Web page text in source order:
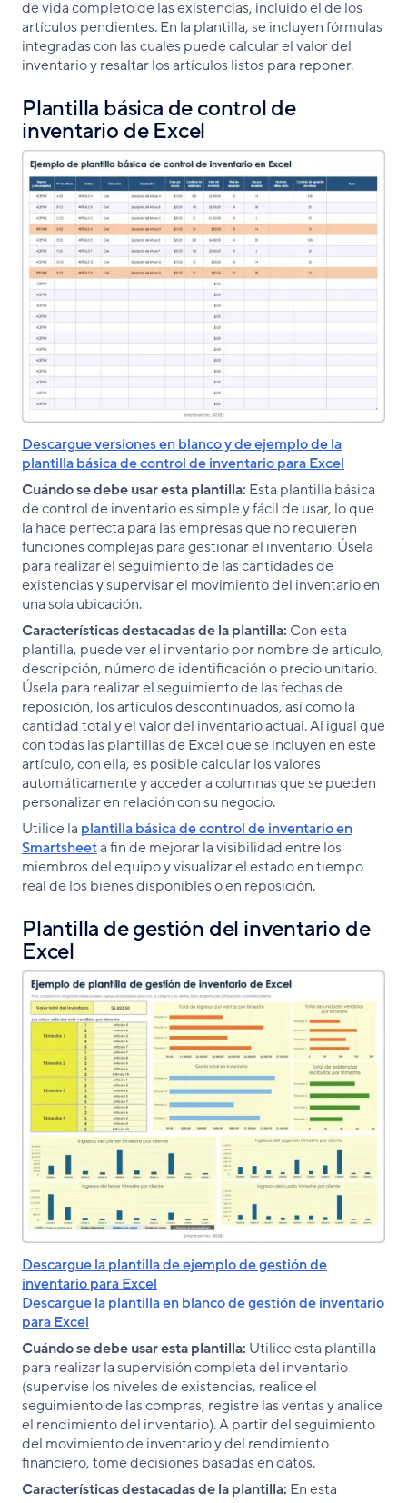
de vida completo de las existencias, incluido el de los
artículos pendientes. En la plantilla, se incluyen fórmulas
integradas con las cuales puede calcular el valor del
inventario y resaltar los artículos listos para reponer.
Plantilla básica de control de
inventario de Excel
Descargue versiones en blanco y de ejemplo de la
plantilla básica de control de inventario para Excel
Cuándo se debe usar esta plantilla: Esta plantilla básica
de control de inventario es simple y fácil de usar, lo que
la hace perfecta para las empresas que no requieren
funciones complejas para gestionar el inventario. Úsela
para realizar el seguimiento de las cantidades de
existencias y supervisar el movimiento del inventario en
una sola ubicación.
Características destacadas de la plantilla: Con esta
plantilla, puede ver el inventario por nombre de artículo,
descripción, número de identificación o precio unitario.
Úsela para realizar el seguimiento de las fechas de
reposición, los artículos descontinuados, así como la
cantidad total y el valor del inventario actual. Al igual que
con todas las plantillas de Excel que se incluyen en este
artículo, con ella, es posible calcular los valores
automáticamente y acceder a columnas que se pueden
personalizar en relación con su negocio.
Utilice la plantilla básica de control de inventario en
Smartsheeta fin de mejorar la visibilidad entre los
miembros del equipo y visualizar el estado en tiempo
real de los bienes disponibles o en reposición.
Plantilla de gestión del inventario de
Excel
Descargue la plantilla de ejemplo de gestión de
inventario para Excel
Descargue la plantilla en blanco de gestión de inventario
para Excel
Cuándo se debe usar esta plantilla: Utilice esta plantilla
para realizar la supervisión completa del inventario
(supervise los niveles de existencias, realice el
seguimiento de las compras, registre las ventas y analice
el rendimiento del inventario). A partir del seguimiento
del movimiento de inventario y del rendimiento
financiero, tome decisiones basadas en datos.
Características destacadas de la plantilla: En esta